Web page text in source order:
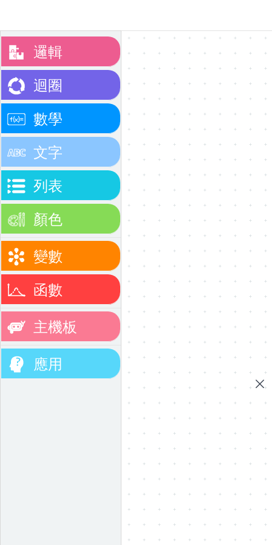
邏輯
迴圈
數學
文字
列表
顏色
變數
函數
主機板
應用